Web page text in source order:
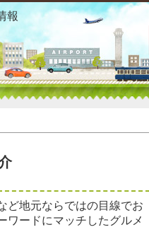
お勧めグルメ おすすめ情報
報
ど地元ならではの目線でお
ワードにマッチしたグルメ